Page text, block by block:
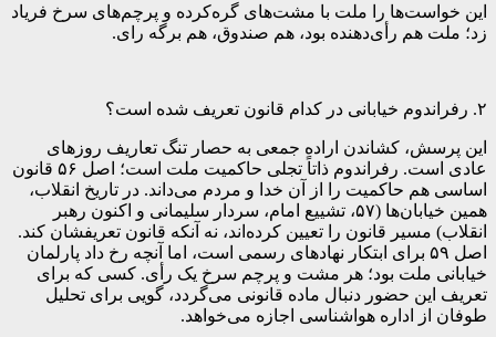
این خواست‌ها را ملت با مشت‌های گره‌کرده و پرچم‌های سرخ فریاد
زد؛ ملت هم رأی‌دهنده بود، هم صندوق، هم برگه رای.
۲. رفراندوم خیابانی در کدام قانون تعریف شده است؟
این پرسش، کشاندن اراده جمعی به حصار تنگ تعاریف روزهای
عادی است. رفراندوم ذاتاً تجلی حاکمیت ملت است؛ اصل ۵۶ قانون
اساسی هم حاکمیت را از آن خدا و مردم می‌داند. در تاریخ انقلاب،
همین خیابان‌ها (۵۷، تشییع امام، سردار سلیمانی و اکنون رهبر
انقلاب) مسیر قانون را تعیین کرده‌اند، نه آنکه قانون تعریفشان کند.
اصل ۵۹ برای ابتکار نهادهای رسمی است، اما آنچه رخ داد پارلمان
خیابانی ملت بود؛ هر مشت و پرچم سرخ یک رأی. کسی که برای
تعریف این حضور دنبال ماده قانونی می‌گردد، گویی برای تحلیل
طوفان از اداره هواشناسی اجازه می‌خواهد.